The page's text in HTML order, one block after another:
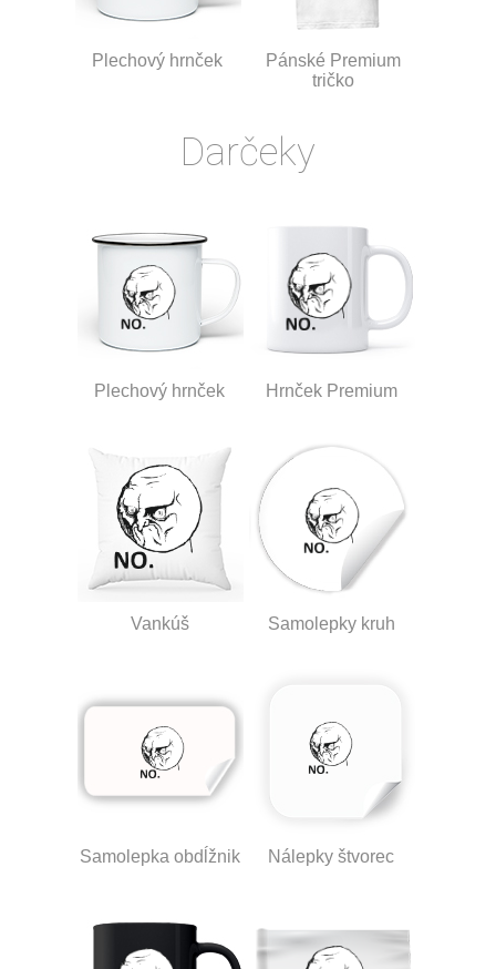
Plechový hrnček
Pánské Premium
tričko
Darčeky
Plechový hrnček Hrnček Premium
Vankúš Samolepky kruh
Samolepka obdĺžnik Nálepky štvorec